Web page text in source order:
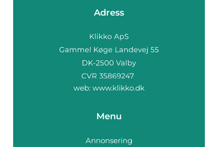
Adress
web: www.klikko.dk
Menu
Annonsering